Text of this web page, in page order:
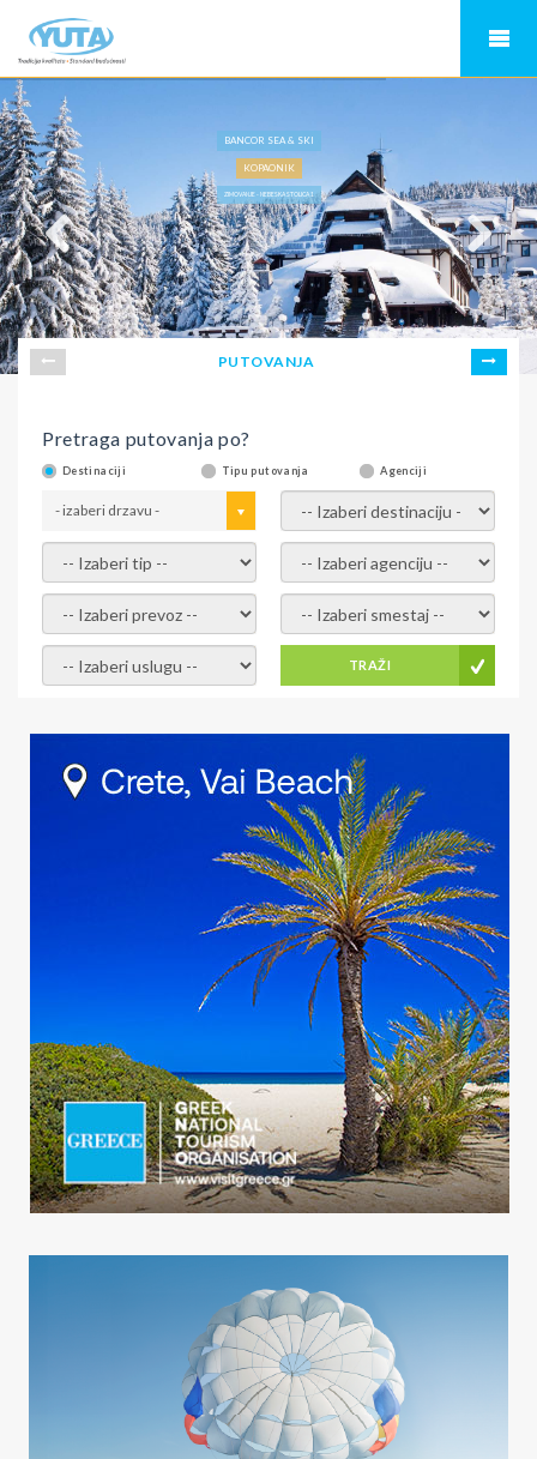
BANCOR SEA & SKI
KOPAONIK
ZIMOVANJE - NEBESKA STOLICA 1
PUTOVANJA
Pretraga putovanja po?
Destinaciji Tipu putovanja Agenciji
- izaberi drzavu - - izaberi destinaciju -
- izaberi tip - - izaberi agenciju -
- izaberi prevoz - - Izaberite smestaj -
- Izaberite uslugu - TRAŽI